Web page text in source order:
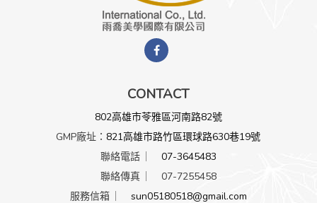
2026
市場最新風靡成分介紹: HyP...
More »
2026
CONTACT
802高雄市苓雅區河南路82號
GMP廠址：821高雄市路竹區環球路630巷19號
聯絡電話 ︳ 07-3645483
聯絡傳真 ︳ 07-7255458
服務信箱 ︳ sun05180518@gmail.com